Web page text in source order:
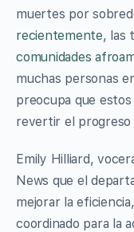
muertes por
recientemente, las
comunidades
muchas personas
preocupa que
revertir el
Emily Hilliard,
News que el
mejorar la
coordinado para la